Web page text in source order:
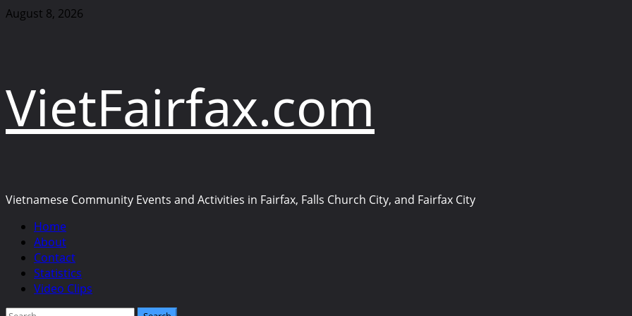
Skip
August 8, 2026
VietFairfax.com
Vietnamese Community Events and Activities in Fairfax, Falls Church City, and Fairfax City
Primary
Menu
Home
About
Contact
Statistics
Video Clips